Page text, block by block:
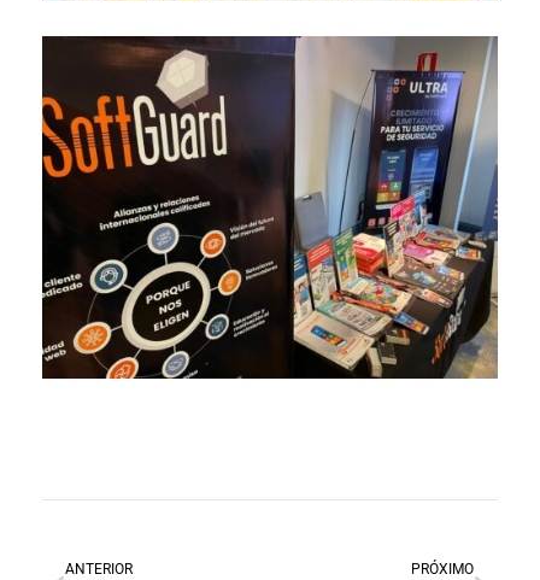
ANTERIOR PRÓXIMO